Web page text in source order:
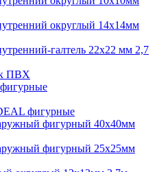
округлый 14х14мм
галтель 22х22 мм 2,7
ПВХ
фигурные
фигурный 40х40мм
фигурный 25х25мм